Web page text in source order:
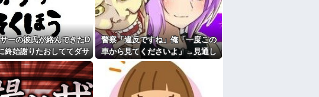
ゃね…？」世界が気付き始める Linuxの市場シェアが初
大洪水、今年もヤバい 湖北省秭帰県で山洪水が市街地
両が次々流される
て」と呼び出すメシマズトメ！出汁から取った絶品料理
が「味がない！」と発狂ｗｗｗ箸を置いた良ウトが言い
トさんの神対応にスカッとする
前妻との子）を連れて家を出て行った。前妻に育児放棄さ
くれて家出するような幼い娘を妻に任せておけないので娘
ーの彼氏が絡んできたD
終始謝りたおしててダサ
。正直かっこ悪かった
警察「違反ですね」俺「一度この
車から見てくださいよ」→見通し
の悪い交差点で揉めた結果、まさ
かの展開に…